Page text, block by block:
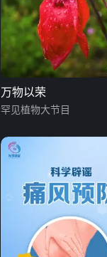
万物以荣
罕见植物大节目